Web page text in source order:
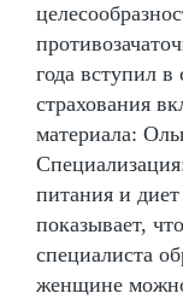
года вступил в
страхования
материала:
питания и
показывает,
специалиста
женщине